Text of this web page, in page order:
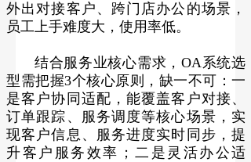
外出对接客户、跨门店办公的场景，
员工上手难度大，使用率低。
结合服务业核心需求，OA系统选
型需把握3个核心原则，缺一不可：一
是客户协同适配，能覆盖客户对接、
订单跟踪、服务调度等核心场景，实
现客户信息、服务进度实时同步，提
升客户服务效率；二是灵活办公适